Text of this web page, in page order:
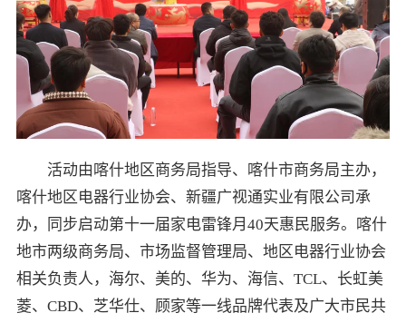
活动由喀什地区商务局指导、喀什市商务局主办，
喀什地区电器行业协会、新疆广视通实业有限公司承
办，同步启动第十一届家电雷锋月40天惠民服务。喀什
地市两级商务局、市场监督管理局、地区电器行业协会
相关负责人，海尔、美的、华为、海信、TCL、长虹美
菱、CBD、芝华仕、顾家等一线品牌代表及广大市民共